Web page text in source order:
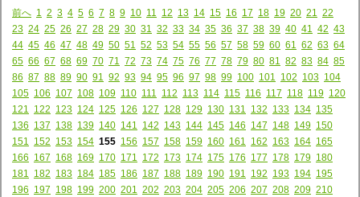
前へ 1 2 3 4 5 6 7 8 9 10 11 12 13 14 15 16 17 18 19 20 21
22
23 24 25 26 27 28 29 30 31 32 33 34 35 36 37 38 39 40 41 42 43
44 45 46 47 48 49 50 51 52 53 54 55 56 57 58 59 60 61 62 63 64
65 66 67 68 69 70 71 72 73 74 75 76 77 78 79 80 81 82 83 84 85
86 87 88 89 90 91 92 93 94 95 96 97 98 99 100 101 102 103 104
105 106 107 108 109 110 111 112 113 114 115 116 117 118 119 120
121
122 123 124 125 126 127 128 129 130 131 132 133 134 135
136 137 138 139 140 141 142 143 144 145 146 147 148 149 150
151
152 153 154 155 156 157 158 159 160 161 162 163 164 165
166 167 168 169 170 171 172 173 174 175 176 177 178 179 180
181
182 183 184 185 186 187 188 189 190 191 192 193 194 195
196 197 198 199 200 201 202 203 204 205 206 207 208 209 210